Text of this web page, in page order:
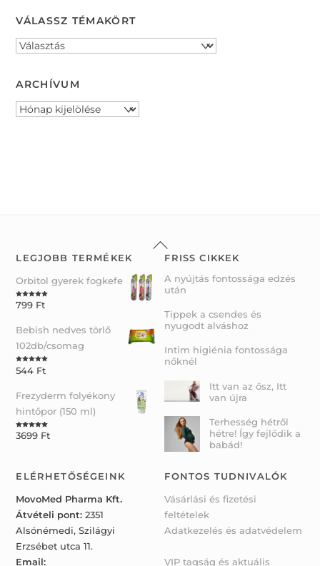
VÁLASSZ TÉMAKÖRT
ARCHÍVUM
Archívum
Back
To
LEGJOBB TERMÉKEK
Orbitol gyerek fogkefe
Rated5.00
out of 5
799 Ft
Bebish nedves törlő
102db/csomag
Rated5.00
out of 5
544 Ft
Frezyderm folyékony
hintőpor (150 ml)
Rated5.00
out of 5
3699 Ft
FRISS CIKKEK
A nyújtás fontossága edzés
után
Tippek a csendes és
nyugodt alváshoz
Intim higiénia fontossága
nőknél
Itt van az ősz, Itt
van újra
Terhesség hétről
hétre! Így fejlődik a
babád!
ELÉRHETŐSÉGEINK
MovoMed Pharma Kft.
Átvételi pont: 2351
Alsónémedi, Szilágyi
Erzsébet utca 11.
Email:
FONTOS TUDNIVALÓK
Vásárlási és fizetési
feltételek
Adatkezelés és adatvédelem
VIP tagság és aktuális